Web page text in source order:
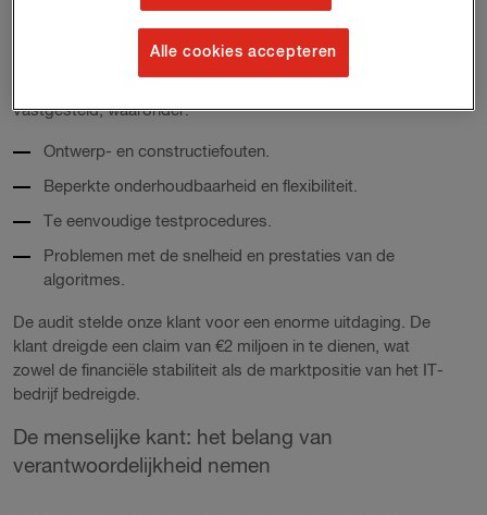
de tijd werden maar liefst 20 wijzigingen opgenomen die
projectomvang. Tegen de zomer van 2020, toen de klant
vastgesteld, waaronder:
Ontwerp- en constructiefouten.
Beperkte onderhoudbaarheid en flexibiliteit.
Te eenvoudige testprocedures.
Problemen met de snelheid en prestaties van de
algoritmes.
De audit stelde onze klant voor een enorme uitdaging. De
klant dreigde een claim van €2 miljoen in te dienen, wat
zowel de financiële stabiliteit als de marktpositie van het IT-
bedrijf bedreigde.
De menselijke kant: het belang van
verantwoordelijkheid nemen
Alle cookies accepteren